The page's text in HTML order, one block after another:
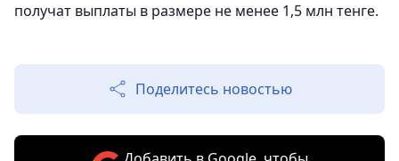
получат выплаты в размере не менее 1,5 млн тенге.
Поделитесь новостью